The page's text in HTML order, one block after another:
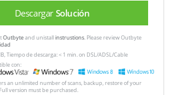
Descargar Solución
Outbyteand unistallinstrustions. Please review Outbyte
Tiempo de descarga: < 1 min. on DSL/ADSL/Cable
con:
an unlimited number of scans, backup, restore of your
version must be purchased.